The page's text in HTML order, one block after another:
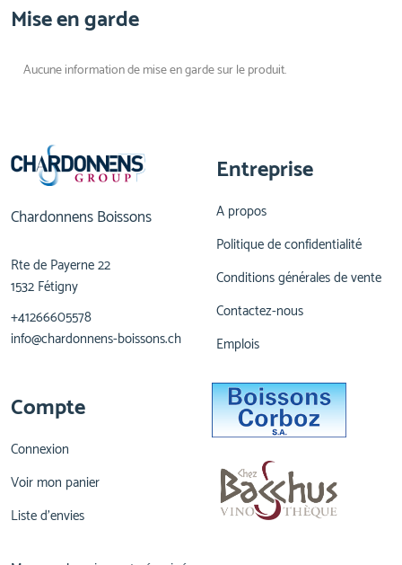
Mise en garde
Aucune information de mise en garde sur le produit.
Chardonnens Boissons
Rte de Payerne 22
1532 Fétigny
+41266605578
info@chardonnens-boissons.ch
Entreprise
A propos
Politique de confidentialité
Conditions générales de vente
Contactez-nous
Emplois
Compte
Connexion
Voir mon panier
Liste d'envies